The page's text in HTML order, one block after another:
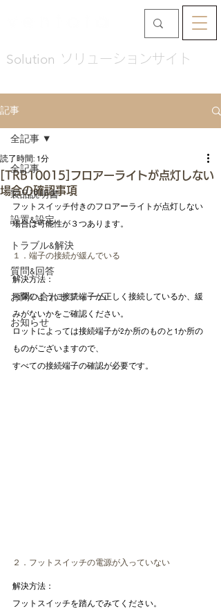
Solution ソリューションサイト
記事
全記事
製品説明書
設置&設定
トラブル&解決
質問&回答
お問い合わせフォーム
お知らせ
全記事
[TRB10015]フロアーライトが点灯しない
場合の確認事項
読了時間: 1分
フットスイッチ付きのフロアーライトが点灯しない
場合は可能性が３つあります。
１．端子の接続が緩んでいる
解決方法：
画像のように接続端子が正しく接続しているか、緩
みがないかをご確認ください。
ロットによっては接続端子が2か所のものと1か所の
ものがございますので、
すべての接続端子の確認が必要です。
２．フットスイッチの電源が入っていない
解決方法：
フットスイッチを踏んでみてください。